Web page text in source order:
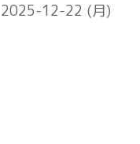
2025-12-22 (月)